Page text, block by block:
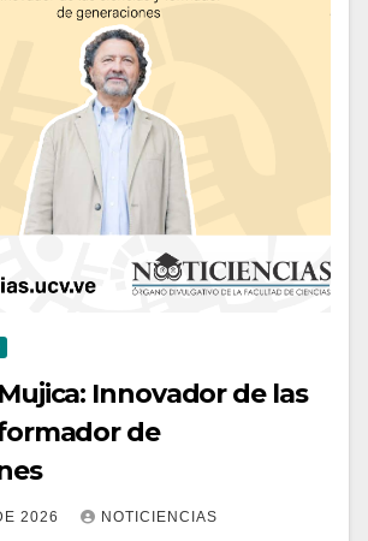
Innovador de las
de
2026 NOTICIENCIAS